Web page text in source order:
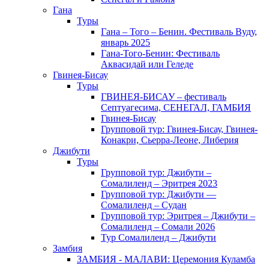
Гана
Туры
Гана – Того – Бенин. Фестиваль Вуду,
январь 2025
Гана-Того-Бенин: Фестиваль
Аквасидай или Геледе
Гвинея-Бисау
Туры
ГВИНЕЯ-БИСАУ – фестиваль
Септуагесима, СЕНЕГАЛ, ГАМБИЯ
Гвинея-Бисау
Групповой тур: Гвинея-Бисау, Гвинея-
Конакри, Сьерра-Леоне, Либерия
Джибути
Туры
Групповой тур: Джибути –
Cомалиленд – Эритрея 2023
Групповой тур: Джибути —
Сомалиленд – Судан
Групповой тур: Эритрея – Джибути –
Сомалиленд – Сомали 2026
Тур Cомалиленд – Джибути
Замбия
ЗАМБИЯ - МАЛАВИ: Церемония Куламба